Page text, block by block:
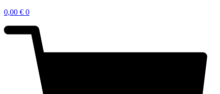
0,00 € 0